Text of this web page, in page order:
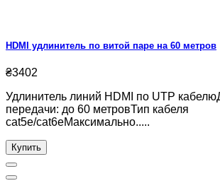
HDMI удлинитель по витой паре на 60 метров
₴3402
Удлинитель линий HDMI по UTP
передачи: до 60 метровТип кабеля
cat5e/cat6eМаксимально.....
Купить